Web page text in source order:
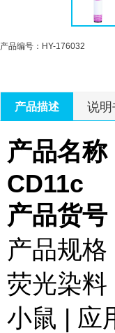
产品编号：HY-176032
产品描述 说明
产品名
CD11c
产品货
产品规
荧光染
小鼠 | 应